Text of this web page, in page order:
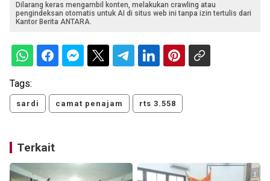
Dilarang keras mengambil konten, melakukan crawling atau
pengindeksan otomatis untuk AI di situs web ini tanpa izin tertulis dari
Kantor Berita ANTARA.
Tags:
sardi camat penajam rts 3.558
Terkait